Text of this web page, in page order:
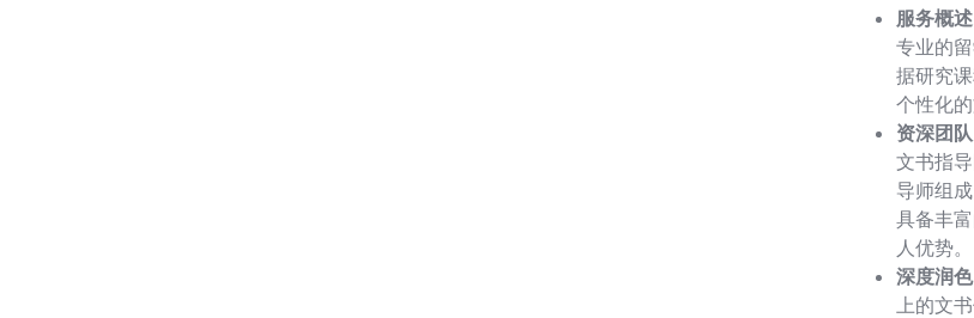
服务概
专业的
据研究
个性化
资深团
文书指
导师组
具备丰
人优势。
深度润
上的文